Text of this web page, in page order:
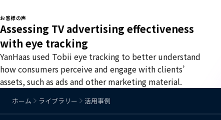
お客様の声
Assessing TV advertising effectiveness
with eye tracking
YanHaas used Tobii eye tracking to better understand
how consumers perceive and engage with clients’
assets, such as ads and other marketing material.
ホーム ライブラリー 活用事例